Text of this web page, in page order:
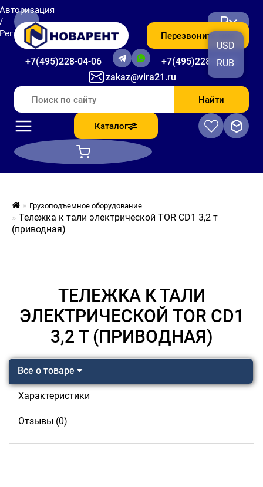
zakaz@vira21.ru
+7(495)228-04-06 +7(495)228-06-56
Перезвоните мне
₽
USD
RUB
Найти
Каталог
Грузоподъемное оборудование
Тележка к тали электрической TOR CD1 3,2 т
(приводная)
ТЕЛЕЖКА К ТАЛИ
ЭЛЕКТРИЧЕСКОЙ TOR CD1
3,2 Т (ПРИВОДНАЯ)
Все о товаре
Характеристики
Отзывы (0)